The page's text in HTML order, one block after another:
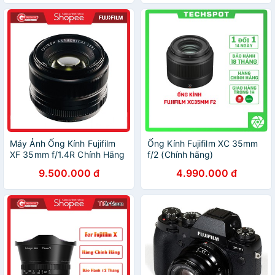
Máy Ảnh Ống Kính Fujifilm
XF 35mm f/1.4R Chính Hãng
9.500.000 đ
Ống Kính Fujifilm XC 35mm
f/2 (Chính hãng)
4.990.000 đ